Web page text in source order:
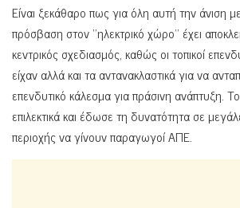
Είναι ξεκάθαρο πως για όλη αυτή την άνιση
πρόσβαση στον ‘’ηλεκτρικό χώρο’’ έχει
κεντρικός σχεδιασμός, καθώς οι τοπικοί
είχαν αλλά και τα αντανακλαστικά για να
επενδυτικό κάλεσμα για πράσινη ανάπτυξη.
επιλεκτικά και έδωσε τη δυνατότητα σε
περιοχής να γίνουν παραγωγοί ΑΠΕ.